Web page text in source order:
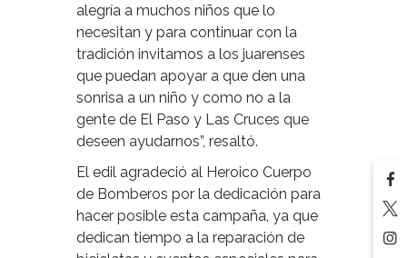
alegría a muchos niños que lo
necesitan y para continuar con la
tradición invitamos a los juarenses
que puedan apoyar a que den una
sonrisa a un niño y como no a la
gente de El Paso y Las Cruces que
deseen ayudarnos”, resaltó.
El edil agradeció al Heroico Cuerpo
de Bomberos por la dedicación para
hacer posible esta campaña, ya que
dedican tiempo a la reparación de